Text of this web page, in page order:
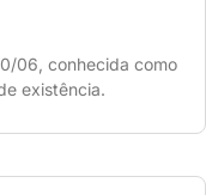
06, conhecida como
existência.